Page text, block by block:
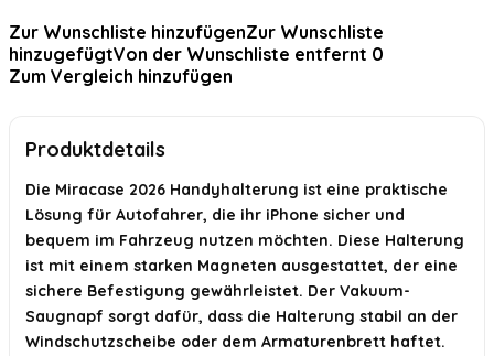
Kann ich mein Handy in verschiedenen Winkeln positionieren?
Ist die Halterung einfach zu installieren?
immer im offiziellen Angebot.
Zur Wunschliste hinzufügenZur Wunschliste
hinzugefügtVon der Wunschliste entfernt 0
Zum Vergleich hinzufügen
Produktdetails
Die Miracase 2026 Handyhalterung ist eine praktische
Lösung für Autofahrer, die ihr iPhone sicher und
bequem im Fahrzeug nutzen möchten. Diese Halterung
ist mit einem starken Magneten ausgestattet, der eine
sichere Befestigung gewährleistet. Der Vakuum-
Saugnapf sorgt dafür, dass die Halterung stabil an der
Windschutzscheibe oder dem Armaturenbrett haftet.